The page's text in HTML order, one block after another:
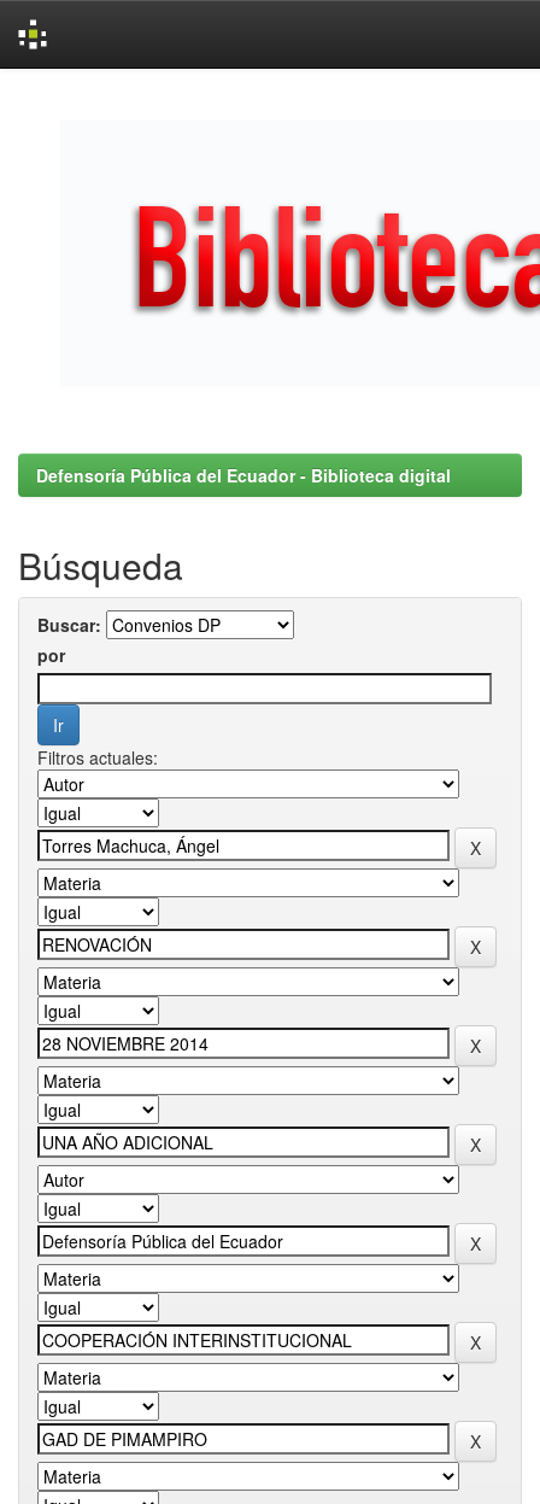
Defensoría Pública del Ecuador - Biblioteca digital
Búsqueda
Buscar:
por
Filtros actuales: